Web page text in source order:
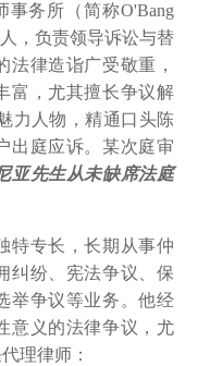
事务所（简称O'Bang
，负责领导诉讼与替
法律造诣广受敬重，
富，尤其擅长争议解
力人物，精通口头陈
出庭应诉。某次庭审
亚先生从未缺席法庭
特专长，长期从事仲
纠纷、宪法争议、保
举争议等业务。他经
意义的法律争议，尤
理律师：